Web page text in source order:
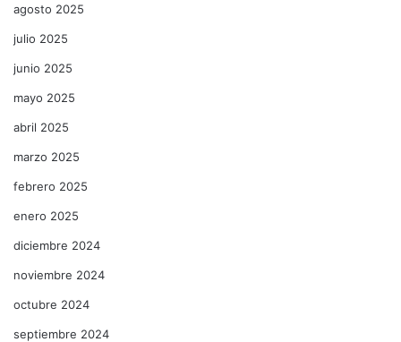
agosto 2025
julio 2025
junio 2025
mayo 2025
abril 2025
marzo 2025
febrero 2025
enero 2025
diciembre 2024
noviembre 2024
octubre 2024
septiembre 2024